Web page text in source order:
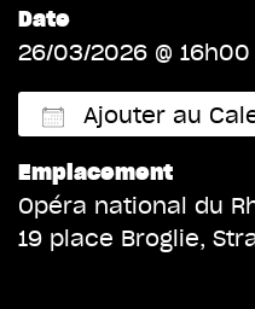
Date
26/03/2026 @
Ajouter au
Télécharger ICS
Emplacement
Opéra national du
19 place Broglie,